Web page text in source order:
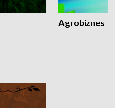
Agrobiznes